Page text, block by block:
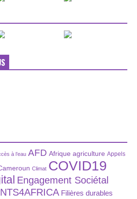
à l’eau AFD Afrique agriculture Appels
Climat COVID19
Engagement Sociétal
Filières durables